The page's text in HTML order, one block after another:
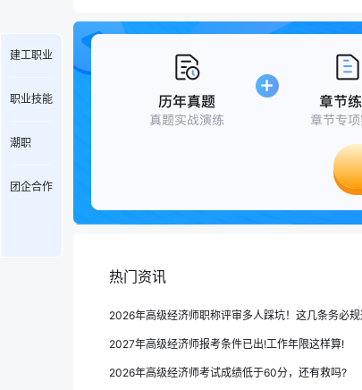
热门资讯
2026年高级经济师职称评审多人踩坑！这几条务必规
2027年高级经济师报考条件已出!工作年限这样算!
2026年高级经济师考试成绩低于60分，还有救吗?
建工职业
职业技能
潮职
团企合作